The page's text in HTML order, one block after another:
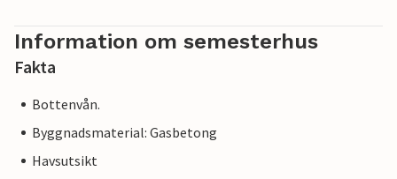
Information om semesterhus
Fakta
Bottenvån.
Byggnadsmaterial: Gasbetong
Havsutsikt